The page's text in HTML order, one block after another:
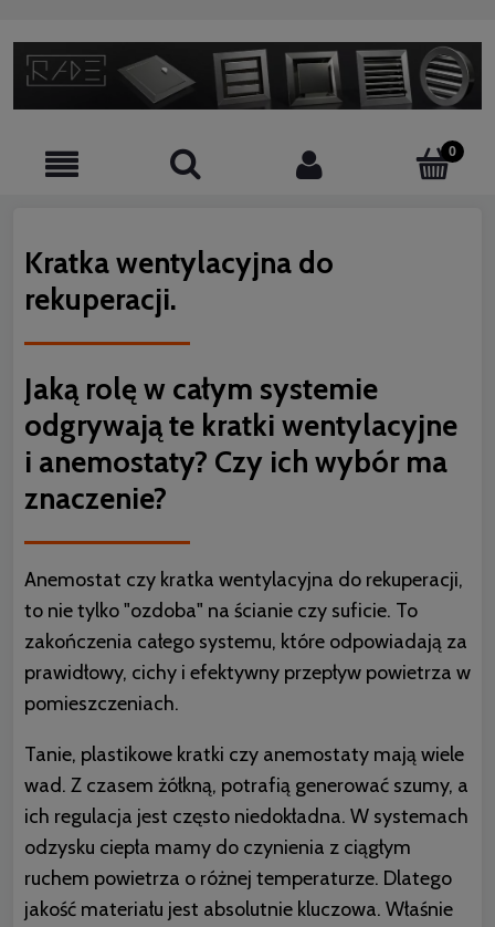
Kratka wentylacyjna do
rekuperacji.
Jaką rolę w całym systemie
odgrywają te kratki wentylacyjne
i anemostaty? Czy ich wybór ma
znaczenie?
Anemostat czy kratka wentylacyjna do rekuperacji,
to nie tylko "ozdoba" na ścianie czy suficie. To
zakończenia całego systemu, które odpowiadają za
prawidłowy, cichy i efektywny przepływ powietrza w
pomieszczeniach.
Tanie, plastikowe kratki czy anemostaty mają wiele
wad. Z czasem żółkną, potrafią generować szumy, a
ich regulacja jest często niedokładna. W systemach
odzysku ciepła mamy do czynienia z ciągłym
ruchem powietrza o różnej temperaturze. Dlatego
jakość materiału jest absolutnie kluczowa. Właśnie